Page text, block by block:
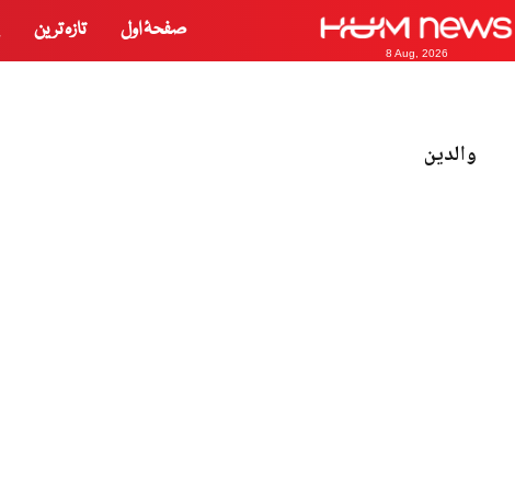
8 Aug, 2026
صفحۂ اول تازہ ترین
والدین